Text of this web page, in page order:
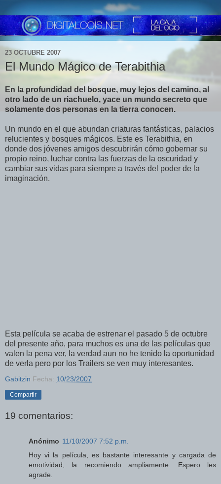
23 OCTUBRE 2007
El Mundo Mágico de Terabithia
En la profundidad del bosque, muy lejos del camino, al
otro lado de un riachuelo, yace un mundo secreto que
solamente dos personas en la tierra conocen.
Un mundo en el que abundan criaturas fantásticas, palacios
relucientes y bosques mágicos. Este es Terabithia, en
donde dos jóvenes amigos descubrirán cómo gobernar su
propio reino, luchar contra las fuerzas de la oscuridad y
cambiar sus vidas para siempre a través del poder de la
imaginación.
Esta película se acaba de estrenar el pasado 5 de octubre
del presente año, para muchos es una de las películas que
valen la pena ver, la verdad aun no he tenido la oportunidad
de verla pero por los Trailers se ven muy interesantes.
Gabitzin Fecha: 10/23/2007
Compartir
19 comentarios:
Anónimo 11/10/2007 7:52 p.m.
Hoy vi la película, es bastante interesante y cargada de
emotividad, la recomiendo ampliamente. Espero les
agrade.